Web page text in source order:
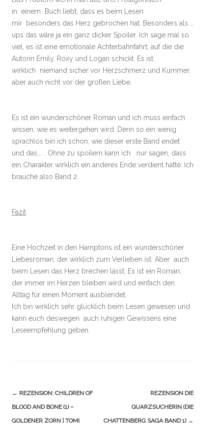
in einem Buch liebt, dass es beim Lesen
mir besonders das Herz gebrochen hat. Besonders als …
ups das wäre ja ein ganz dicker Spoiler. Ich sage mal so
viel, es ist eine emotionale Achterbahnfahrt, auf die die
Autorin Emily, Roxy und Logan schickt. Es ist
wirklich niemand sicher vor Herzschmerz und Kummer,
aber auch nicht vor der großen Liebe.
Es ist ein wunderschöner Roman und ich muss einfach
wissen, wie es weitergehen wird. Denn so ein wenig
sprachlos bin ich schon, wie dieser erste Band endet
und das…. . Ohne zu spoilern kann ich nur sagen, dass
ein Charakter wirklich ein anderes Ende verdient hätte. Ich
brauche also Band 2.
Fazit
Eine Hochzeit in den Hamptons ist ein wunderschöner
Liebesroman, der wirklich zum Verlieben ist. Aber auch
beim Lesen das Herz brechen lässt. Es ist ein Roman,
der immer im Herzen bleiben wird und einfach den
Alltag für einen Moment ausblendet.
Ich bin wirklich sehr glücklich beim Lesen gewesen und
kann euch deswegen auch ruhigen Gewissens eine
Leseempfehlung geben.
Navigation
(Beiträge)
← REZENSION: CHILDREN OF
BLOOD AND BONE (1) –
GOLDENER ZORN | TOMI
REZENSION DIE
QUARZSUCHERIN (DIE
CHATTENBERG SAGA BAND 1) →